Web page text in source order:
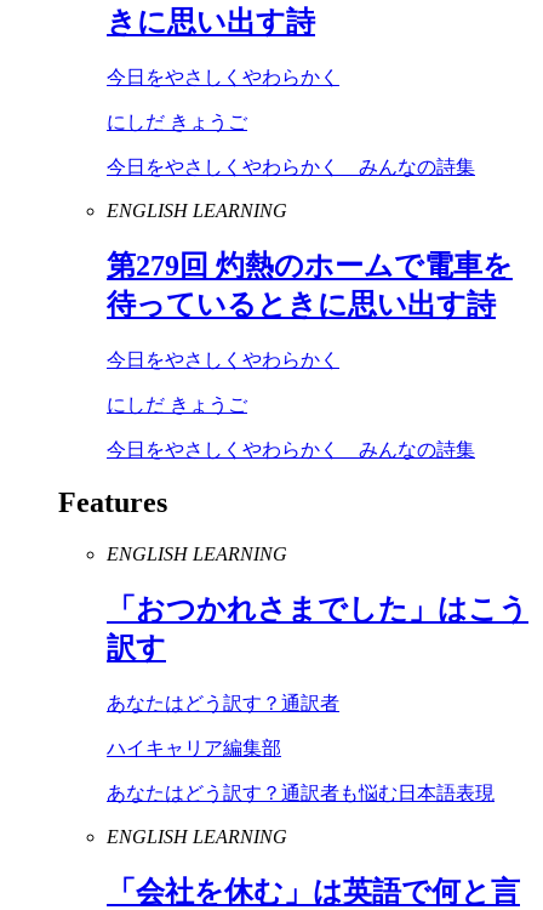
きに思い出す詩
今日をやさしくやわらかく
にしだ きょうご
今日をやさしくやわらかく みんなの詩集
ENGLISH LEARNING
第279回 灼熱のホームで電車を
待っているときに思い出す詩
今日をやさしくやわらかく
にしだ きょうご
今日をやさしくやわらかく みんなの詩集
Features
ENGLISH LEARNING
「おつかれさまでした」はこう
訳す
あなたはどう訳す？通訳者
ハイキャリア編集部
あなたはどう訳す？通訳者も悩む日本語表現
ENGLISH LEARNING
「会社を休む」は英語で何と言